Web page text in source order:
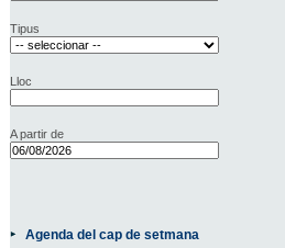
Tipus
Lloc
A partir de
Agenda del cap de setmana